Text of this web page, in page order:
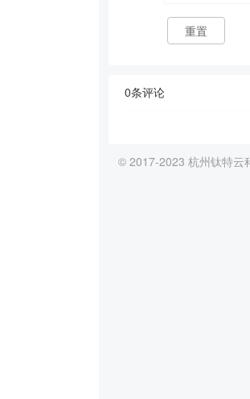
重置
0条评论
© 2017-2023 杭州钛特云